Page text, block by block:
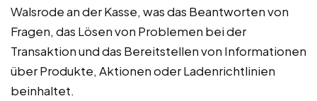
Walsrode an der Kasse, was das Beantworten von
Fragen, das Lösen von Problemen bei der
Transaktion und das Bereitstellen von Informationen
über Produkte, Aktionen oder Ladenrichtlinien
beinhaltet.